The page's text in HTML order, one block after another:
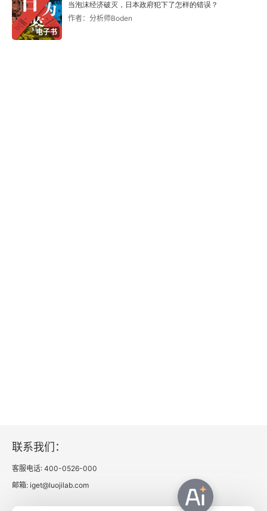
比如，我想听听你对这件事有什么看法。关键冲突
的第五步，是制订行动计划和后续检查方案。这是
电子书
当泡沫经济破灭，日本政府犯下了怎样的错误？
作者：分析师Boden
联系我们：
客服电话: 400-0526-000
邮箱: iget@luojilab.com